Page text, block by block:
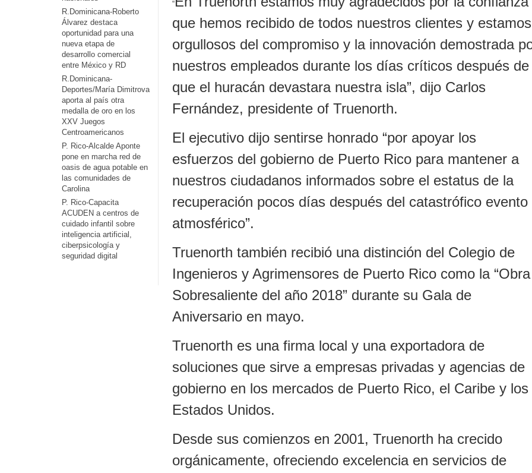
“
que hemos recibido de todos nuestros clientes y estamos
orgullosos del compromiso y la innovación demostrada
nuestros empleados durante los días críticos después de
que el huracán devastara nuestra isla”, dijo Carlos
Fernández, presidente of Truenorth.
El ejecutivo dijo sentirse honrado “por apoyar los
esfuerzos del gobierno de Puerto Rico para mantener a
nuestros ciudadanos informados sobre el estatus de la
recuperación pocos días después del catastrófico evento
atmosférico”.
Truenorth también recibió una distinción del Colegio de
Ingenieros y Agrimensores de Puerto Rico como la “Obra
Sobresaliente del año 2018” durante su Gala de
Aniversario en mayo.
Truenorth es una firma local y una exportadora de
soluciones que sirve a empresas privadas y agencias de
gobierno en los mercados de Puerto Rico, el Caribe y los
Estados Unidos.
Desde sus comienzos en 2001, Truenorth ha crecido
orgánicamente, ofreciendo excelencia en servicios de
R.Dominicana-Roberto
Álvarez destaca
oportunidad para una
nueva etapa de
desarrollo comercial
entre México y RD
R.Dominicana-
Deportes/María Dimitrova
aporta al país otra
medalla de oro en los
XXV Juegos
Centroamericanos
P. Rico-Alcalde Aponte
pone en marcha red de
oasis de agua potable en
las comunidades de
Carolina
P. Rico-Capacita
ACUDEN a centros de
cuidado infantil sobre
inteligencia artificial,
ciberpsicología y
seguridad digital